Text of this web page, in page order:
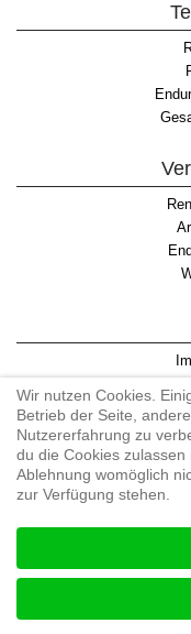
#enduroaustria,
Enduro-Austria,
Endurotouren,
Wir nutzen Cookies.
Betrieb der Seite,
Nutzererfahrung zu
du die Cookies
Ablehnung womöglich
zur Verfügung stehen.